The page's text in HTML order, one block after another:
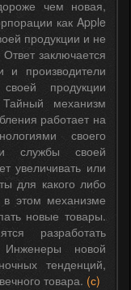
чем новая,
как Apple
продукции и не
заключается
производители
продукции
механизм
работает на
своего
службы своей
увеличивать или
для какого либо
этом механизме
новые товары.
разработать
Инженеры новой
тенденций,
товара. (с)